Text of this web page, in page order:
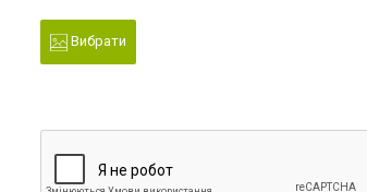
Вибрати